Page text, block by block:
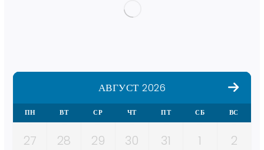
АВГУСТ 2026
ПН ВТ СР ЧТ ПТ СБ ВС
27 28 29 30 31 1 2